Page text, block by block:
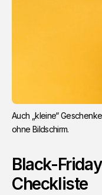
Auch „kleine“
ohne Bildschirm.
Black-
Checkliste